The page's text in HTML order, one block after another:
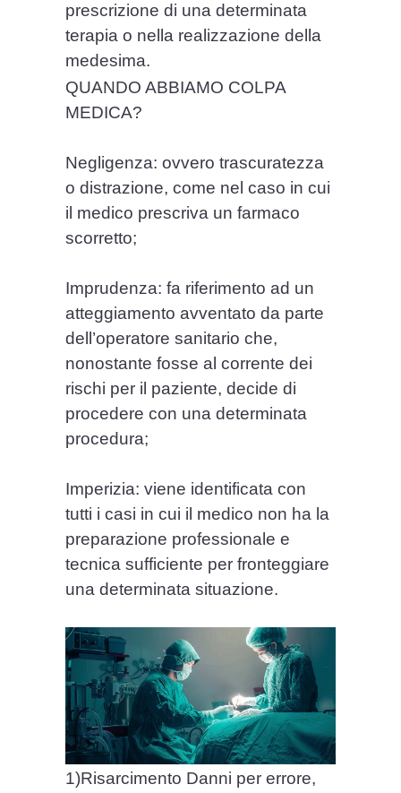
prescrizione di una determinata
terapia o nella realizzazione della
medesima.
QUANDO ABBIAMO COLPA
MEDICA?
Negligenza: ovvero trascuratezza
o distrazione, come nel caso in cui
il medico prescriva un farmaco
scorretto;
​Imprudenza: fa riferimento ad un
atteggiamento avventato da parte
dell’operatore sanitario che,
nonostante fosse al corrente dei
rischi per il paziente, decide di
procedere con una determinata
procedura;
​​Imperizia: viene identificata con
tutti i casi in cui il medico non ha la
preparazione professionale e
tecnica sufficiente per fronteggiare
una determinata situazione.
1)Risarcimento Danni per errore,